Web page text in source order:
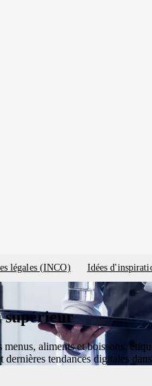
légales (INCO) Idées
supérieur
aliments et boissons,
tendances digitales